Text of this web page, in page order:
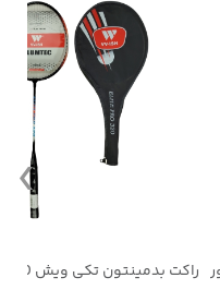
راکت بدمینتون تکی ویش 320 نیم کاور